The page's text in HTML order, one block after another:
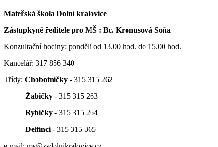
Mateřská škola Dolní kralovice
Zástupkyně ředitele pro MŠ : Bc. Kronusová Soňa
Konzultační hodiny: pondělí od 13.00 hod. do 15.00 hod.
Kancelář: 317 856 340
Třídy: Chobotničky - 315 315 262
Žabičky - 315 315 263
Rybičky - 315 315 264
Delfínci - 315 315 365